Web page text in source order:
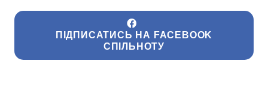
ПІДПИСАТИСЬ НА FACEBOOK
СПІЛЬНОТУ